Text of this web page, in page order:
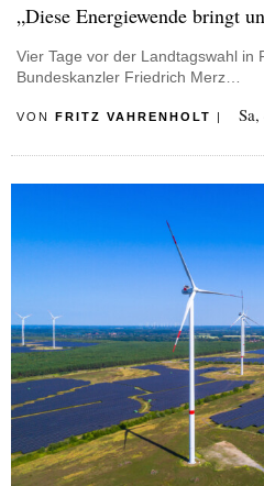
„Diese Energiewende bringt
Vier Tage vor der Landtagswahl in
Bundeskanzler Friedrich Merz…
VON FRITZ VAHRENHOLT |